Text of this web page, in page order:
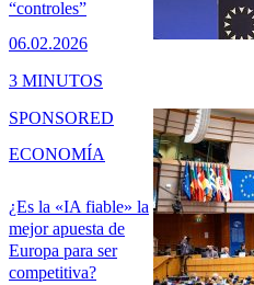
“controles”
06.02.2026
3 MINUTOS
¿Es la «IA fiable» la
mejor apuesta de
Europa para ser
competitiva?
SPONSORED
ECONOMÍA